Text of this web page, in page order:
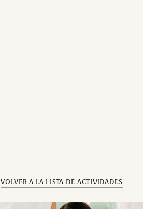
VOLVER A LA LISTA DE ACTIVIDADES